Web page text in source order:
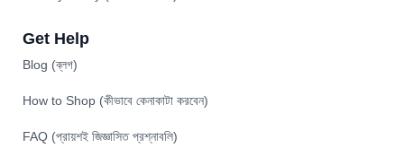
Get Help
Blog (ব্লগ)
How to Shop (কীভাবে কেনাকাটা করবেন)
FAQ (প্রায়শই জিজ্ঞাসিত প্রশ্নাবলি)